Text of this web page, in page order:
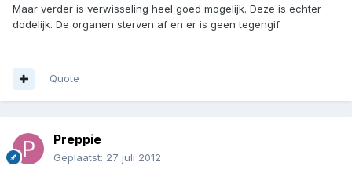
Maar verder is verwisseling heel goed mogelijk. Deze is echter
dodelijk. De organen sterven af en er is geen tegengif.
Quote
Preppie
Geplaatst: 27 juli 2012